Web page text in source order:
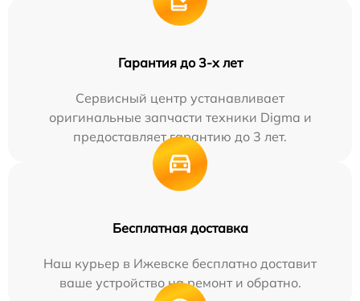
Гарантия до 3-х лет
Сервисный центр устанавливает
оригинальные запчасти техники Digma и
предоставляет гарантию до 3 лет.
Бесплатная доставка
Наш курьер в Ижевске бесплатно доставит
ваше устройство на ремонт и обратно.